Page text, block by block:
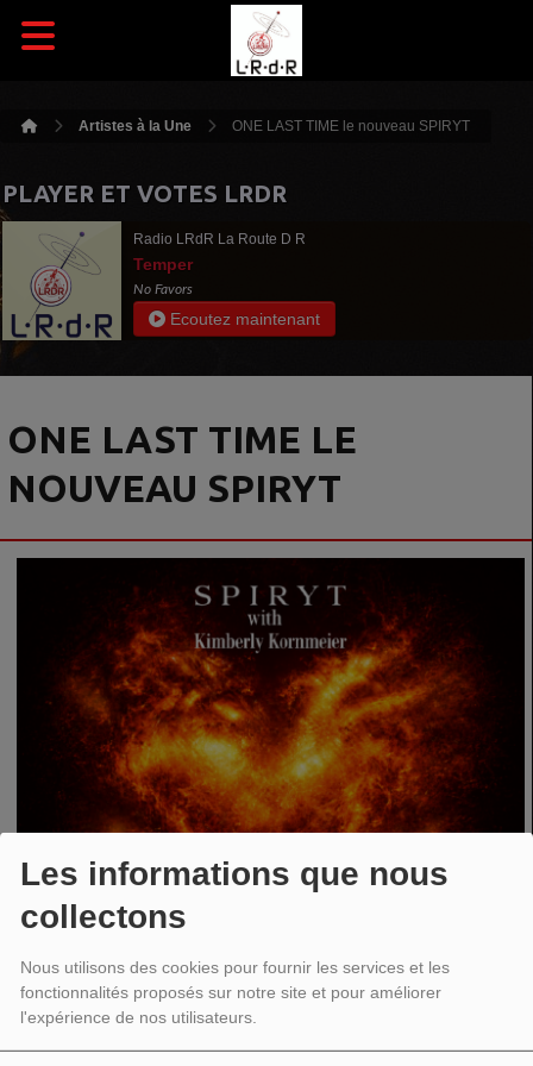
Les informations que nous
collectons
Nous utilisons des cookies pour fournir les services et les
fonctionnalités proposés sur notre site et pour améliorer
l'expérience de nos utilisateurs.
Artistes à la Une ONE LAST TIME le nouveau SPIRYT
PLAYER ET VOTES LRDR
Radio LRdR La Route D R
Temper
No Favors
Ecoutez maintenant
ONE LAST TIME LE
NOUVEAU SPIRYT